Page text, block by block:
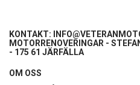
KONTAKT:
MOTORRENOVERINGAR -
- 175 61 JÄRFÄLLA
OM OSS